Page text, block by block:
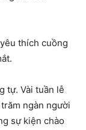
thích cuồng
tự. Vài tuần lễ
ngàn người
sự kiện chào